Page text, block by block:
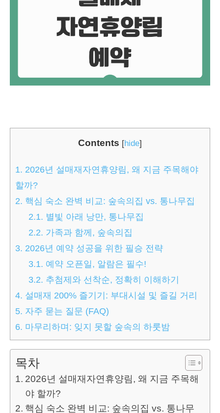
Contents [hide]
1. 2026년 설매재자연휴양림, 왜 지금 주목해야
할까?
2. 핵심 숙소 완벽 비교: 숲속의집 vs. 통나무집
2.1. 별빛 아래 낭만, 통나무집
2.2. 가족과 함께, 숲속의집
3. 2026년 예약 성공을 위한 필승 전략
3.1. 예약 오픈일, 알람은 필수!
3.2. 추첨제와 선착순, 정확히 이해하기
4. 설매재 200% 즐기기: 부대시설 및 즐길 거리
5. 자주 묻는 질문 (FAQ)
6. 마무리하며: 잊지 못할 숲속의 하룻밤
목차
2026년 설매재자연휴양림, 왜 지금 주목해
야 할까?
핵심 숙소 완벽 비교: 숲속의집 vs. 통나무